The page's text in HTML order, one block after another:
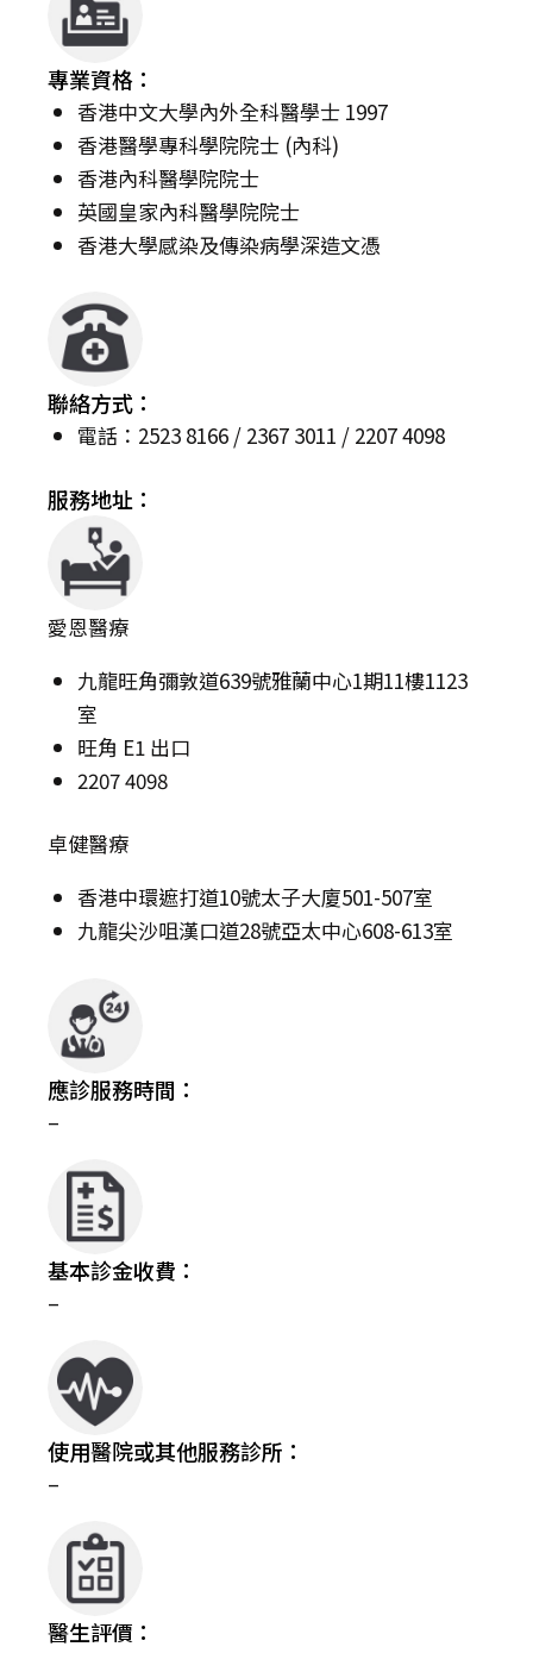
專業資格：
香港中文大學內外全科醫學士 1997
香港醫學專科學院院士 (內科)
香港內科醫學院院士
英國皇家內科醫學院院士
香港大學感染及傳染病學深造文憑
聯絡方式：
電話：2523 8166 / 2367 3011 / 2207 4098
服務地址：
愛恩醫療
九龍旺角彌敦道639號雅蘭中心1期11樓1123
室
旺角 E1 出口
2207 4098
卓健醫療
香港中環遮打道10號太子大廈501-507室
九龍尖沙咀漢口道28號亞太中心608-613室
應診服務時間：
–
基本診金收費：
–
使用醫院或其他服務診所：
–
醫生評價：